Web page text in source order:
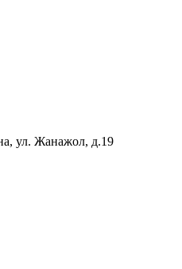
ул. Жанажол, д.19